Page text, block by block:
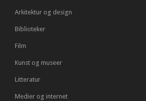
Arkitektur og design
Biblioteker
Film
Kunst og museer
Litteratur
Medier og internet